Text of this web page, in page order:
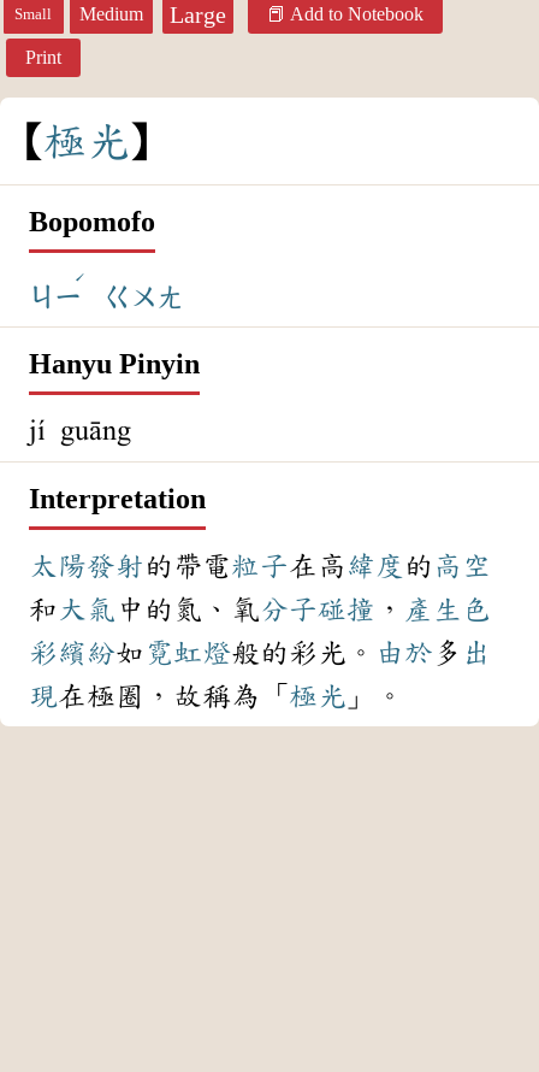
Small Medium Large Add to Notebook
Print
極 光
Bopomofo
ㄐㄧ
ˊ
ㄍㄨㄤ
Hanyu Pinyin
jí guāng
Interpretation
太陽發射 的帶電粒子在高 緯度 的 高空
和 大氣 中的氮、氧分子碰撞 ， 產生 色
彩繽紛如 霓虹燈般的彩光。 由於 多 出
現在極圈，故稱為「 極光 」。